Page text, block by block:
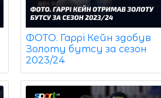
ФОТО. Гаррі Кейн здобув
Золоту бутсу за сезон
2023/24